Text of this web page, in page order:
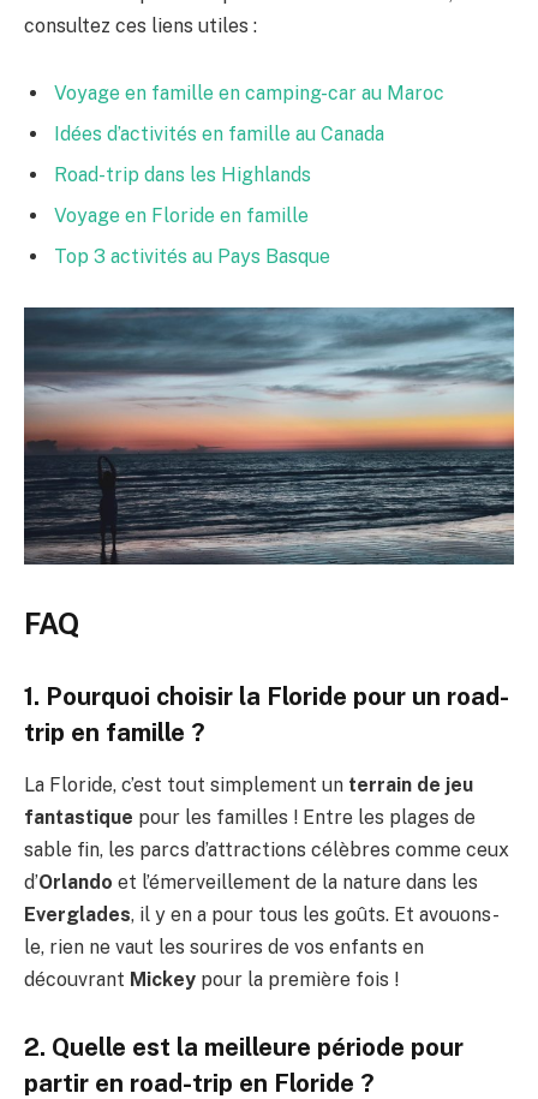
consultez ces liens utiles :
Voyage en famille en camping-car au Maroc
Idées d’activités en famille au Canada
Road-trip dans les Highlands
Voyage en Floride en famille
Top 3 activités au Pays Basque
FAQ
1. Pourquoi choisir la Floride pour un road-
trip en famille ?
La Floride, c’est tout simplement un terrain de jeu
fantastique pour les familles ! Entre les plages de
sable fin, les parcs d’attractions célèbres comme ceux
d’Orlando et l’émerveillement de la nature dans les
Everglades, il y en a pour tous les goûts. Et avouons-
le, rien ne vaut les sourires de vos enfants en
découvrant Mickey pour la première fois !
2. Quelle est la meilleure période pour
partir en road-trip en Floride ?